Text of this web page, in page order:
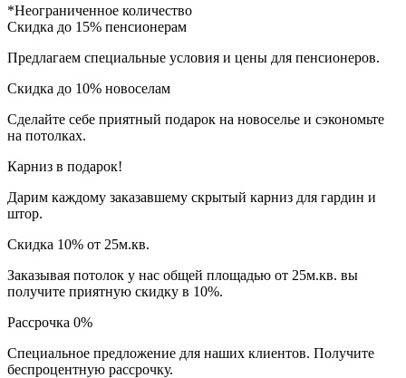
*Неограниченное количество
Скидка до 15% пенсионерам
Предлагаем специальные условия и цены для пенсионеров.
Скидка до 10% новоселам
Сделайте себе приятный подарок на новоселье и сэкономьте
на потолках.
Карниз в подарок!
Дарим каждому заказавшему скрытый карниз для гардин и
штор.
Скидка 10% от 25м.кв.
Заказывая потолок у нас общей площадью от 25м.кв. вы
получите приятную скидку в 10%.
Рассрочка 0%
Специальное предложение для наших клиентов. Получите
беспроцентную рассрочку.